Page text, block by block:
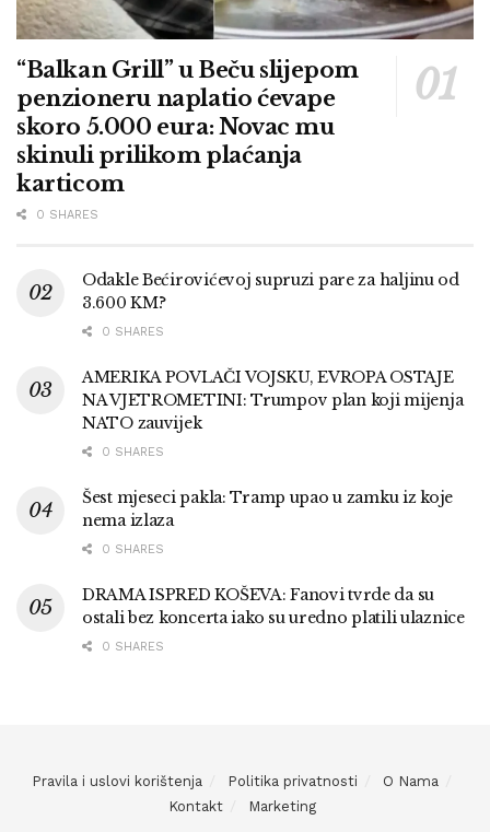
“Balkan Grill” u Beču slijepom
penzioneru naplatio ćevape
skoro 5.000 eura: Novac mu
skinuli prilikom plaćanja
karticom
0 SHARES
Odakle Bećirovićevoj supruzi pare za haljinu od
3.600 KM?
0 SHARES
AMERIKA POVLAČI VOJSKU, EVROPA OSTAJE
NA VJETROMETINI: Trumpov plan koji mijenja
NATO zauvijek
0 SHARES
Šest mjeseci pakla: Tramp upao u zamku iz koje
nema izlaza
0 SHARES
DRAMA ISPRED KOŠEVA: Fanovi tvrde da su
ostali bez koncerta iako su uredno platili ulaznice
0 SHARES
Pravila i uslovi korištenja Politika privatnosti
O Nama
Kontakt
Marketing